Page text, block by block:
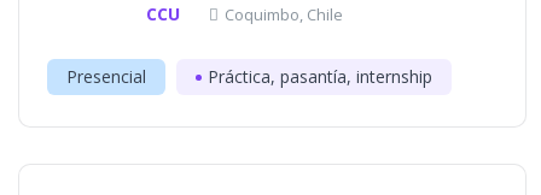
CCU Coquimbo, Chile
Presencial Práctica, pasantía, internship